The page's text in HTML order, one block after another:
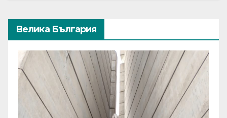
Велика България